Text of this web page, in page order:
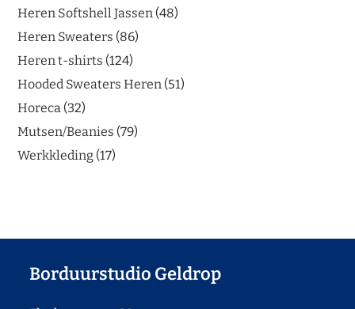
Heren Softshell Jassen 48
Heren Sweaters 86
Heren t-shirts 124
Hooded Sweaters Heren 51
Horeca 32
Mutsen/Beanies 79
Werkkleding 17
Borduurstudio Geldrop